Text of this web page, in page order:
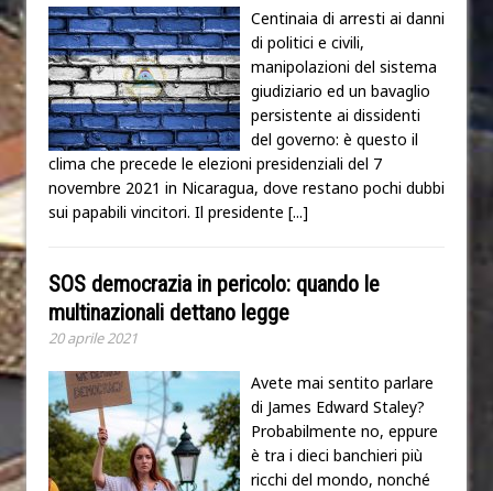
Centinaia di arresti ai danni
di politici e civili,
manipolazioni del sistema
giudiziario ed un bavaglio
persistente ai dissidenti
del governo: è questo il
clima che precede le elezioni presidenziali del 7
novembre 2021 in Nicaragua, dove restano pochi dubbi
sui papabili vincitori. Il presidente [...]
SOS democrazia in pericolo: quando le
multinazionali dettano legge
20 aprile 2021
Avete mai sentito parlare
di James Edward Staley?
Probabilmente no, eppure
è tra i dieci banchieri più
ricchi del mondo, nonché